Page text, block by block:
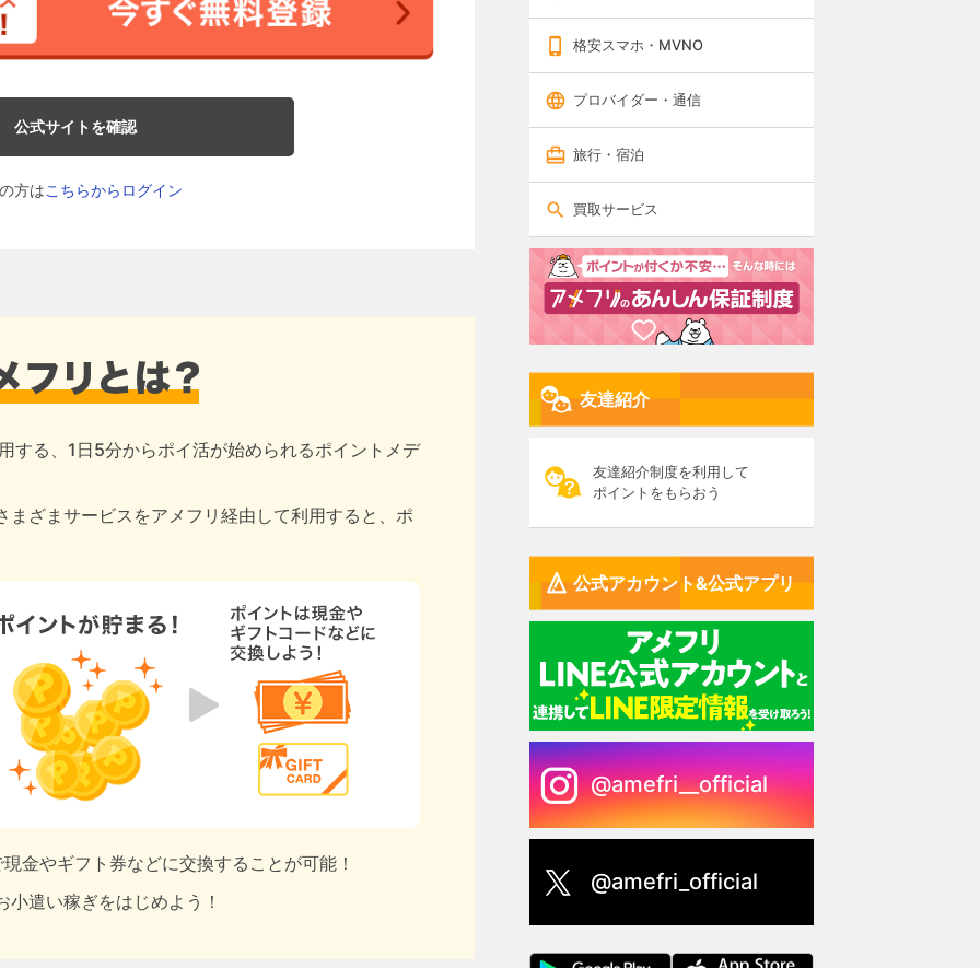
公式サイトを確認
方はこちらからログイン
する、1日5分からポイ活が始められるポイントメデ
まざまサービスをアメフリ経由して利用すると、ポ
金やギフト券などに交換することが可能！
遣い稼ぎをはじめよう！
格安スマホ・MVNO
プロバイダー・通信
旅行・宿泊
買取サービス
友達紹介
友達紹介制度を利用して
ポイントをもらおう
公式アカウント&公式アプリ
@amefri__official
@amefri_official